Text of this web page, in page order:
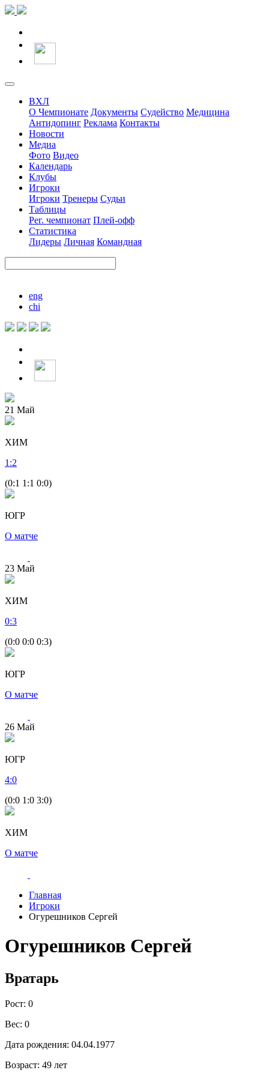
ВХЛ
О Чемпионате Документы Судейство Медицина
Антидопинг Реклама Контакты
Новости
Медиа
Фото Видео
Календарь
Клубы
Игроки
Игроки Тренеры Судьи
Таблицы
Рег. чемпионат Плей-офф
Статистика
Лидеры Личная Командная
eng
chi
21 Май
ХИМ
1 :2
(0:1 1:1 0:0)
ЮГР
О матче
23 Май
ХИМ
0:3
(0:0 0:0 0:3)
ЮГР
О матче
26 Май
ЮГР
4:0
(0:0 1:0 3:0)
ХИМ
О матче
Главная
Игроки
Огурешников Сергей
Огурешников Сергей
Вратарь
Рост: 0
Вес: 0
Дата рождения: 04.04.1977
Возраст: 49 лет